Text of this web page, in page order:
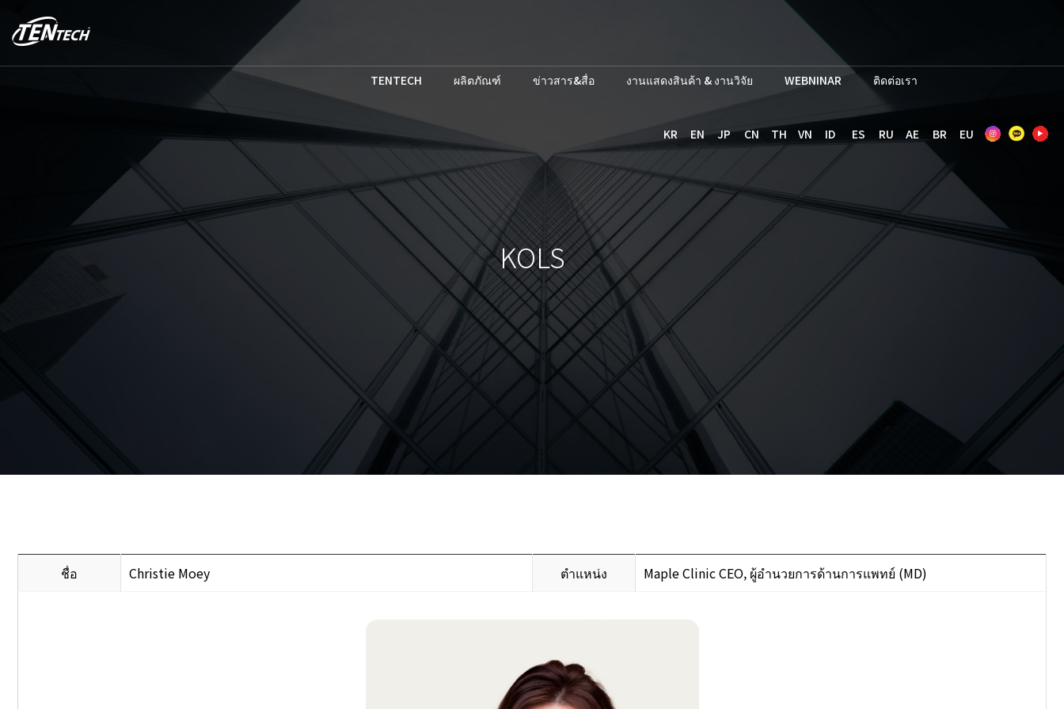
TENTECH ผลิตภัณฑ์ ข่าวสาร&สื่อ งานแสดงสินค้า & งานวิจัย WEBNINAR ติดต่อเรา
KR EN JP CN TH VN ID ES RU AE BR EU
KOLS
ชื่อ Christie Moey ตำแหน่ง Maple Clinic CEO, ผู้อำนวยการด้านการแพทย์ (MD)